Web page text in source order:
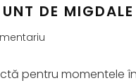
DE MIGDALE
pentru momentele